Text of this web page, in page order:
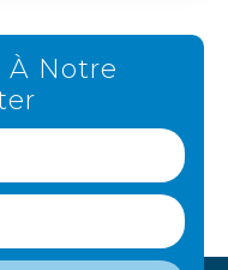
À Notre